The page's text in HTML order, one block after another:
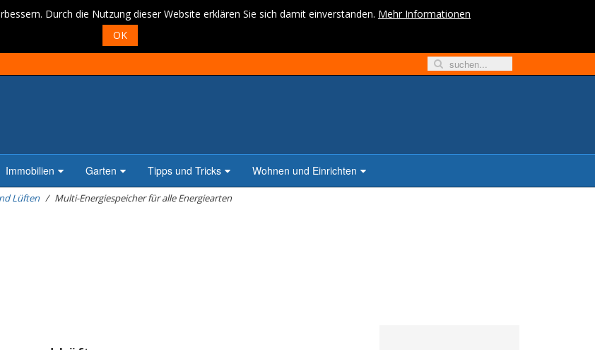
Durch die Nutzung dieser Website erklären Sie sich damit einverstanden. Mehr Informationen
OK
Immobilien Garten Tipps und Tricks Wohnen und Einrichten
Lüften Multi-Energiespeicher für alle Energiearten